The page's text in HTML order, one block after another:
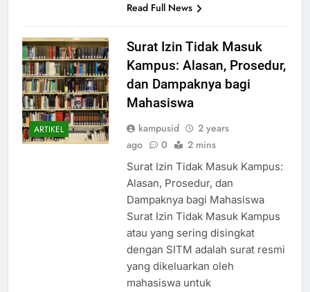
Read Full News
ARTIKEL
Surat Izin Tidak Masuk
Kampus: Alasan, Prosedur,
dan Dampaknya bagi
Mahasiswa
kampusid
2 years
ago
0 2 mins
Surat Izin Tidak Masuk Kampus:
Alasan, Prosedur, dan
Dampaknya bagi Mahasiswa
Surat Izin Tidak Masuk Kampus
atau yang sering disingkat
dengan SITM adalah surat resmi
yang dikeluarkan oleh
mahasiswa untuk